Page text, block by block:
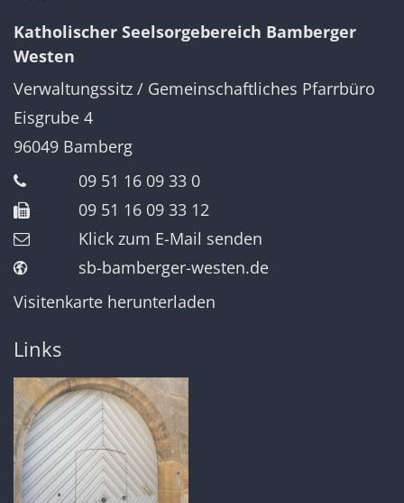
Katholischer Seelsorgebereich Bamberger
Westen
Verwaltungssitz / Gemeinschaftliches Pfarrbüro
Eisgrube 4
96049 Bamberg
09 51 16 09 33 0
09 51 16 09 33 12
Klick zum E-Mail senden
sb-bamberger-westen.de
Visitenkarte herunterladen
Links